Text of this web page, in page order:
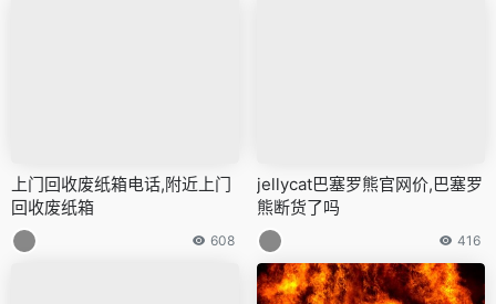
上门回收废纸箱电话,附近上门
回收废纸箱
608
jellycat巴塞罗熊官网价,巴塞罗
熊断货了吗
416